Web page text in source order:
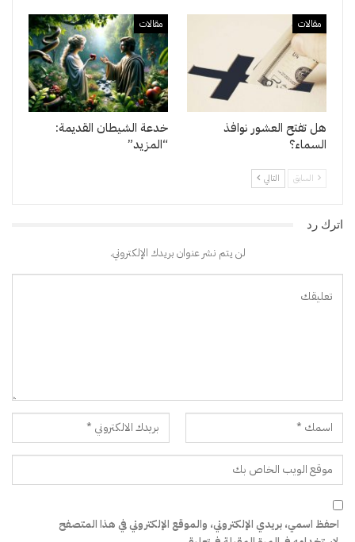
مقالات
هل تفتح العشور نوافذ
السماء؟
مقالات
خدعة الشيطان القديمة:
“المزيد”
السابق التالي
اترك رد
لن يتم نشر عنوان بريدك الإلكتروني.
احفظ اسمي، بريدي الإلكتروني، والموقع الإلكتروني في هذا المتصفح